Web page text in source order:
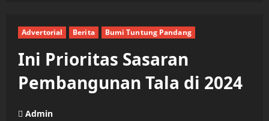
Advertorial Berita Bumi Tuntung Pandang
Ini Prioritas Sasaran
Pembangunan Tala di 2024
Admin